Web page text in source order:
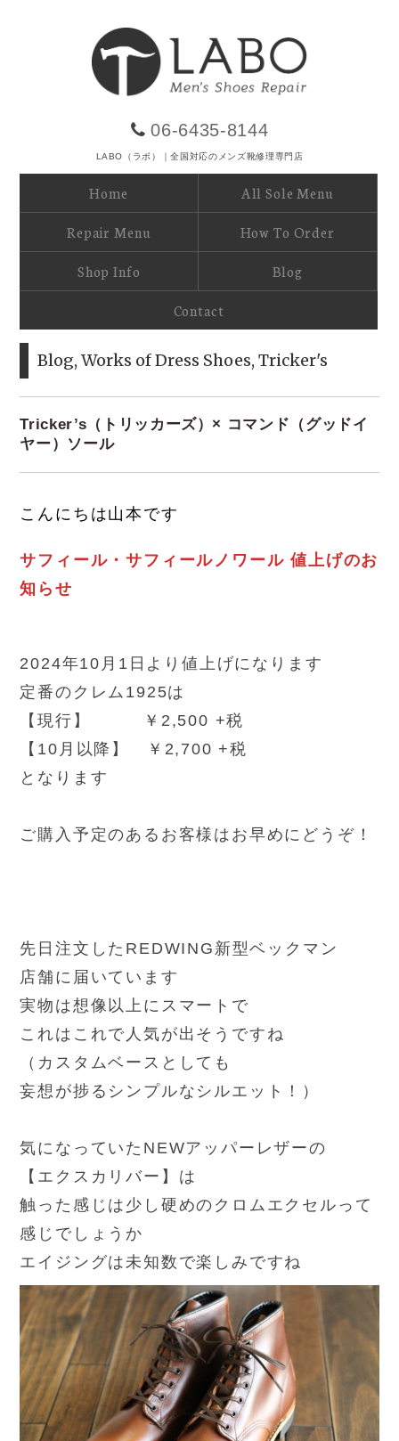
06-6435-8144
LABO（ラボ）｜全国対応のメンズ靴修理専門店
Home All Sole Menu
Repair Menu How To Order
Shop Info Blog
Contact
Blog,Works of Dress Shoes,Tricker's
Tricker’s（トリッカーズ）× コマンド（グッドイ
ヤー）ソール
こんにちは山本です
サフィール・サフィールノワール 値上げのお
知らせ
2024年10月1日より値上げになります
定番のクレム1925は
【現行】 ￥2,500 +税
【10月以降】 ￥2,700 +税
となります
ご購入予定のあるお客様はお早めにどうぞ！
先日注文したREDWING新型ベックマン
店舗に届いています
実物は想像以上にスマートで
これはこれで人気が出そうですね
（カスタムベースとしても
妄想が捗るシンプルなシルエット！）
気になっていたNEWアッパーレザーの
【エクスカリバー】は
触った感じは少し硬めのクロムエクセルって
感じでしょうか
エイジングは未知数で楽しみですね